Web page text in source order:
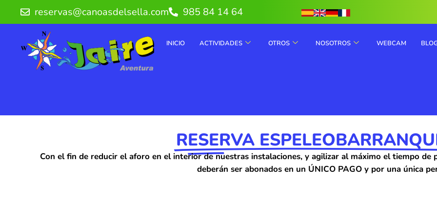
reservas@canoasdelsella.com 985 84 14 64
INICIO ACTIVIDADES OTROS NOSOTROS WEBCAM
RESERVA
Con el fin de reducir el aforo en el interior de nuestras instalaciones, y agilizar al máximo el tiempo de
deberán ser abonados en un ÚNICO PAGO y por una única